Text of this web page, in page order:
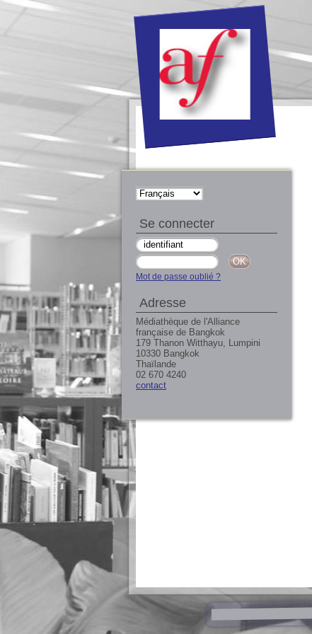
Se connecter
Mot de passe oublié ?
Adresse
Médiathèque de l'Alliance
française de Bangkok
179 Thanon Witthayu, Lumpini
10330 Bangkok
Thaïlande
02 670 4240
contact